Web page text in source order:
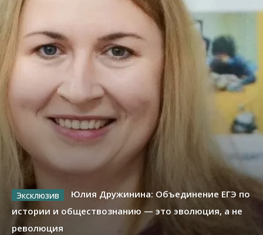
Юлия Дружинина: Объединение ЕГЭ по
истории и обществознанию — это эволюция, а не
революция